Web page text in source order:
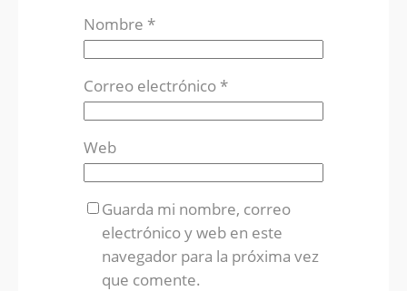
Nombre *
Correo electrónico*
Web
Guarda mi nombre, correo
electrónico y web en este
navegador para la próxima vez
que comente.